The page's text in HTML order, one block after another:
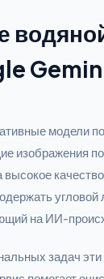
модели
изображения
качество
угловой
на ИИ-
задач эти